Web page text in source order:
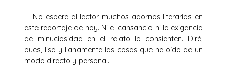
No espere el lector muchos adornos literarios en
este reportaje de hoy. Ni el cansancio ni la exigencia
de minuciosidad en el relato lo consienten. Diré,
pues, lisa y llanamente las cosas que he oído de un
modo directo y personal.